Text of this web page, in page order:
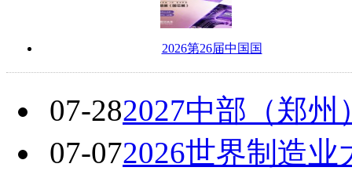
2026第26届中国国
07-282027中部（郑
07-072026世界制造